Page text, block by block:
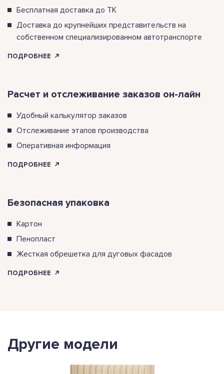
Бесплатная доставка до ТК
Доставка до крупнейших представительств на
собственном специализированном автотранспорте
ПОДРОБНЕЕ
Расчет и отслеживание заказов он-лайн
Удобный калькулятор заказов
Отслеживание этапов производства
Оперативная информация
ПОДРОБНЕЕ
Безопасная упаковка
Картон
Пенопласт
Жесткая обрешетка для дуговых фасадов
ПОДРОБНЕЕ
Другие модели